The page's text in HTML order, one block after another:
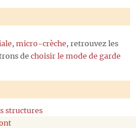
, micro-crèche, retrouvez les
de choisir le mode de garde
structures